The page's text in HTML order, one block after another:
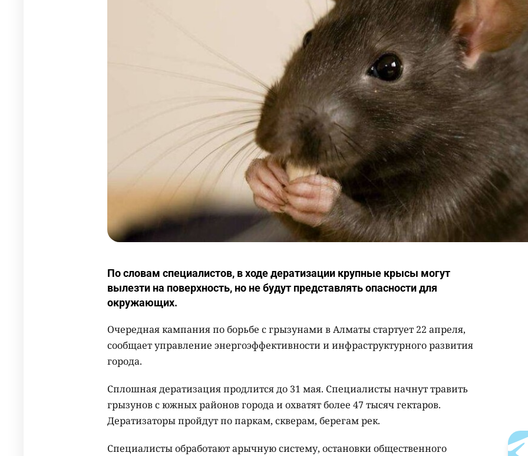
По словам специалистов, в ходе дератизации крупные крысы могут
вылезти на поверхность, но не будут представлять опасности для
окружающих.
Очередная кампания по борьбе с грызунами в Алматы стартует 22 апреля,
сообщает управление энергоэффективности и инфраструктурного развития
города.
Сплошная дератизация продлится до 31 мая. Специалисты начнут травить
грызунов с южных районов города и охватят более 47 тысяч гектаров.
Дератизаторы пройдут по паркам, скверам, берегам рек.
Специалисты обработают арычную систему, остановки общественного